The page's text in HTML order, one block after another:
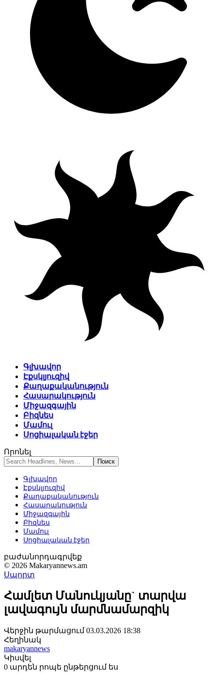
Գլխավոր
Էքսկլյուզիվ
Քաղաքականություն
Հասարակություն
Միջազգային
Բիզնես
Մամուլ
Սոցիալական էջեր
Որոնել
Գլխավոր
Էքսկլյուզիվ
Քաղաքականություն
Հասարակություն
Միջազգային
Բիզնես
Մամուլ
Սոցիալական էջեր
բաժանորդագրվեք
© 2026 Makaryannews.am
Սպորտ
Համլետ Մանուկյանը` տարվա
լավագույն մարմնամարզիկ
Վերջին թարմացում 03.03.2026 18:38
Հեղինակ
makaryannews
Կիսվել
0 արդեն րոպե ընթերցում ես